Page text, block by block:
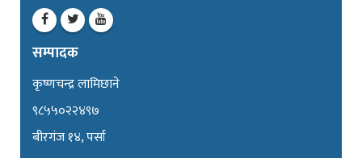
सम्पादक
कृष्णचन्द्र लामिछाने
९८५५०२२४९७
बीरगंज १४, पर्सा